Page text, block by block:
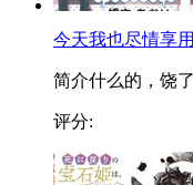
今天我也尽情享
简介什么的，饶
评分: